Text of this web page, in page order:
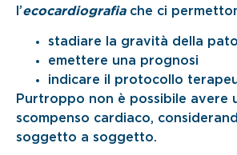
l’ecocardiografiache ci
stadiare la gravità della
emettere una prognosi
indicare il protocollo
Purtroppo non è possibile avere
scompenso cardiaco,
soggetto a soggetto.